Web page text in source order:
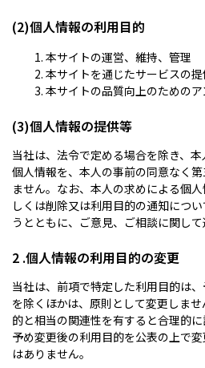
(2)個人情報の利用目的
本サイトの運営、維持、管理
本サイトを通じたサービスの
本サイトの品質向上のためのア
(3)個人情報の提供等
当社は、法令で定める場合を除き、
個人情報を、本人の事前の同意なく
ません。なお、本人の求めによる個
しくは削除又は利用目的の通知につ
うとともに、ご意見、ご相談に関して
2 .個人情報の利用目的の変更
当社は、前項で特定した利用目的は
を除くほかは、原則として変更しま
的と相当の関連性を有すると合理的に
予め変更後の利用目的を公表の上で
はありません。